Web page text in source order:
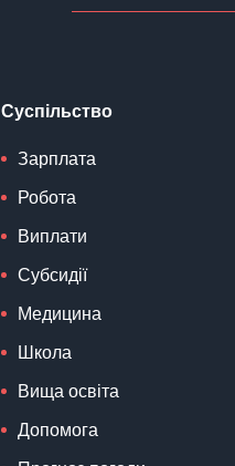
Суспільство
Зарплата
Робота
Виплати
Субсидії
Медицина
Школа
Вища освіта
Допомога